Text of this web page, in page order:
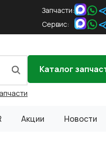
Запчасти:
Сервис:
Каталог
Акции Новости